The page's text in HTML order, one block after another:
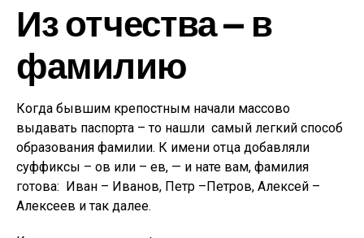
Из отчества — в
фамилию
Когда бывшим крепостным начали массово
выдавать паспорта – то нашли самый легкий способ
образования фамилии. К имени отца добавляли
суффиксы – ов или – ев, — и нате вам, фамилия
готова: Иван – Иванов, Петр –Петров, Алексей –
Алексеев и так далее.